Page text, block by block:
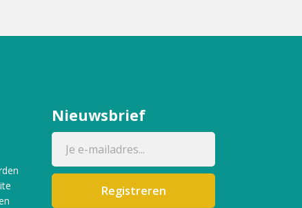
Nieuwsbrief
Registreren